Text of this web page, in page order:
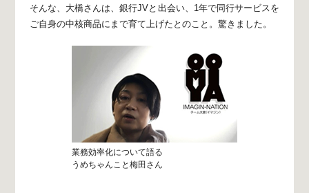
そんな、大橋さんは、銀行JVと出会い、 1年で同行サービスを
ご自身の中核商品にまで育て上げたとのこと。 驚きました。
業務効率化について語る
うめちゃんこと梅田さん